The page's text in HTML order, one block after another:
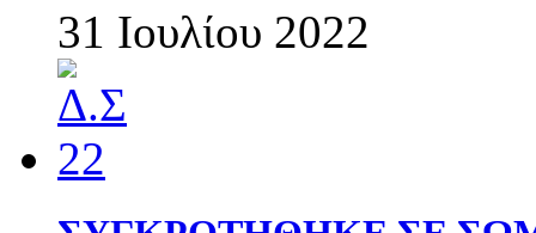
31 Ιουλίου 2022